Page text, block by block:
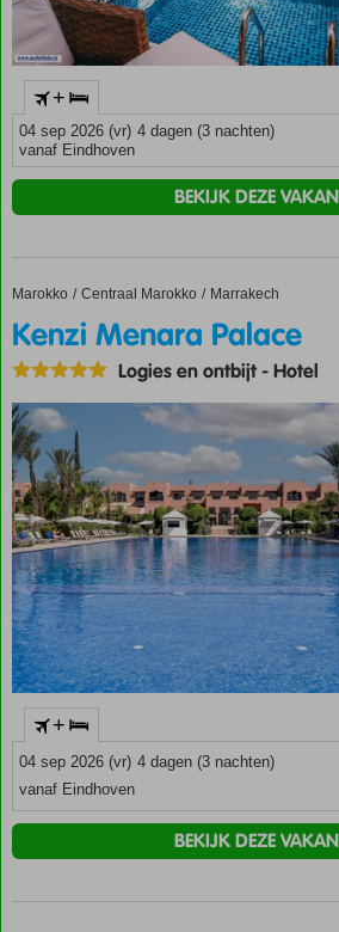
+
04 sep 2026 (vr) 4 dagen (3 nachten)
vanaf Eindhoven
BEKIJK DEZE
Home
Marokko Centraal Marokko Marrakech
Kenzi Menara Palace
Kenzi Menara Palace
Logies en ontbijt-Hotel
+
04 sep 2026 (vr) 4 dagen (3 nachten)
vanaf Eindhoven
BEKIJK DEZE